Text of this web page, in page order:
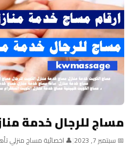
مساج للرجال خدمة
📅 سبتمبر 7, 2023 |👤 اخصائية مساج منزلي